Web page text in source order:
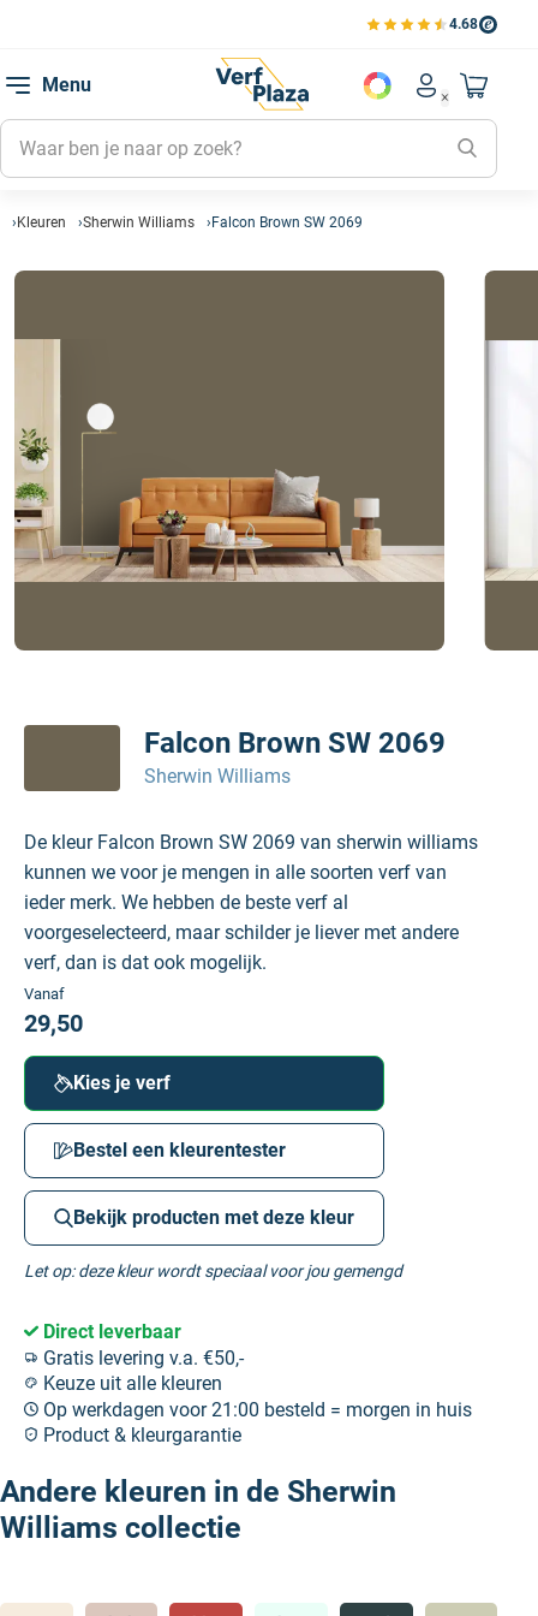
4.68
Bekijk de verfplaza
Menu
Account
Mijn
Mijn
Mijn
Naar
Kleuren Sherwin Williams Falcon Brown SW 2069
Falcon Brown SW 2069
Sherwin Williams
De kleur Falcon Brown SW 2069 van sherwin williams
kunnen we voor je mengen in alle soorten verf van
ieder merk. We hebben de beste verf al
voorgeselecteerd, maar schilder je liever met andere
verf, dan is dat ook mogelijk.
Vanaf
29,50
Kies je verf
Bestel een kleurentester
Bekijk producten met deze kleur
Let op: deze kleur wordt speciaal voor jou gemengd
Direct leverbaar
Gratis levering v.a. €50,-
Keuze uit alle kleuren
Op werkdagen voor 21:00 besteld = morgen in huis
Product & kleurgarantie
Andere kleuren in de Sherwin
Williams collectie